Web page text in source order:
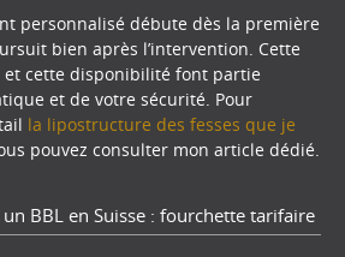
personnalisé débute dès la première
bien après l’intervention. Cette
et cette disponibilité font partie
et de votre sécurité. Pour
la lipostructure des fesses que je
pouvez consulter mon article dédié.
BBL en Suisse : fourchette tarifaire